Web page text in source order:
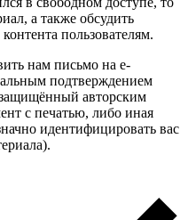
а также обсудить
пользователям.
нам письмо на e-
подтверждением
авторским
с печатью, либо иная
идентифицировать вас